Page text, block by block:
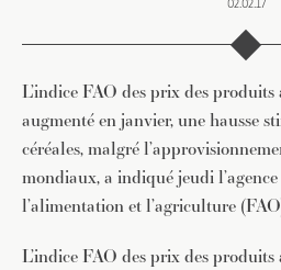
02.02.17
L’indice FAO des prix des
augmenté en janvier, une hausse
céréales, malgré
mondiaux, a indiqué jeudi
l’alimentation et l’agriculture
L’indice FAO des prix des